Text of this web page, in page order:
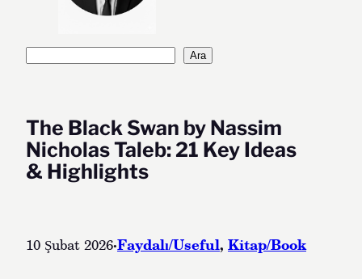
Ara
The Black Swan by Nassim
Nicholas Taleb: 21 Key Ideas
& Highlights
10 Şubat 2026·Faydalı/Useful, Kitap/Book